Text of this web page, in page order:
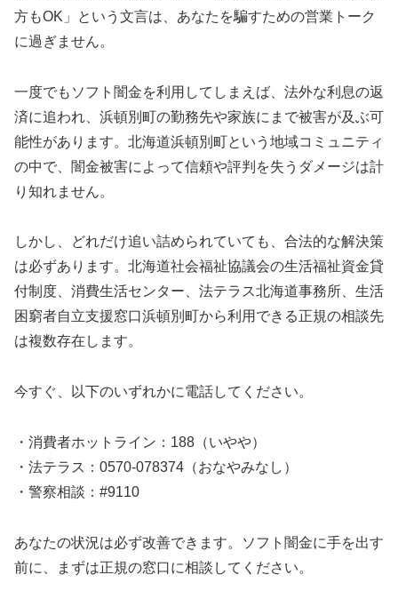
方もOK」という文言は、あなたを騙すための営業トーク
に過ぎません。
一度でもソフト闇金を利用してしまえば、法外な利息の返
済に追われ、浜頓別町の勤務先や家族にまで被害が及ぶ可
能性があります。北海道浜頓別町という地域コミュニティ
の中で、闇金被害によって信頼や評判を失うダメージは計
り知れません。
しかし、どれだけ追い詰められていても、合法的な解決策
は必ずあります。北海道社会福祉協議会の生活福祉資金貸
付制度、消費生活センター、法テラス北海道事務所、生活
困窮者自立支援窓口浜頓別町から利用できる正規の相談先
は複数存在します。
今すぐ、以下のいずれかに電話してください。
・消費者ホットライン：188（いやや）
・法テラス：0570-078374（おなやみなし）
・警察相談：#9110
あなたの状況は必ず改善できます。ソフト闇金に手を出す
前に、まずは正規の窓口に相談してください。